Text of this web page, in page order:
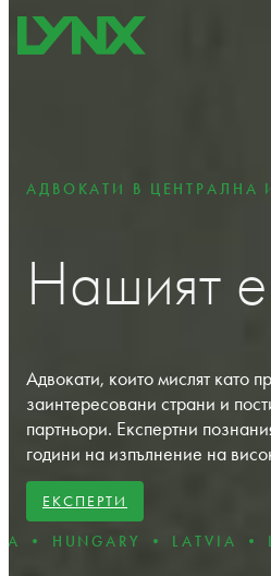
Към основното съдържание
страницата
АДВОКАТИ В ЦЕНТРАЛНА
Нашият
Адвокати, които мислят като
заинтересовани страни и
партньори. Експертни
години на изпълнение на
ЕКСПЕРТИ
• LATVIA •